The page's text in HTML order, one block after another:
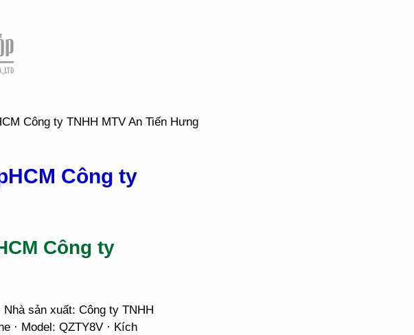
Công ty TNHH MTV An Tiến Hưng
Công ty
Công ty
sản xuất: Công ty TNHH
· Model: QZTY8V · Kích